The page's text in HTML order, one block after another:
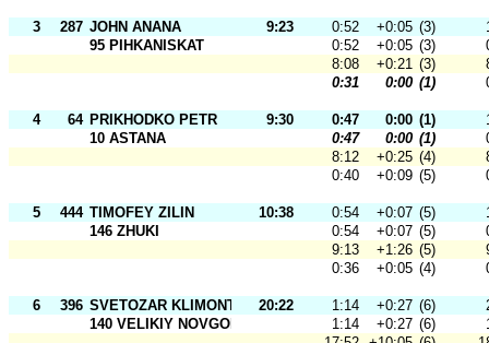
3 287 JOHN ANANA 9:23 0:52 +0:05 (3)
95 PIHKANISKAT
0:52 +0:05 (3)
8:08
+0:21 (3)
0:31
0:00 (1)
4 64 PRIKHODKO PETR 9:30 0:47 0:00 (1)
10 ASTANA
0:47 0:00 (1)
8:12
+0:25 (4)
0:40
+0:09 (5)
5 444 TIMOFEY ZILIN 10:38 0:54 +0:07 (5)
146 ZHUKI
0:54 +0:07 (5)
9:13
+1:26 (5)
0:36
+0:05 (4)
6 396 SVETOZAR KLIMONTOV 20:22 1:14 +0:27 (6)
140 VELIKIY NOVGOROD
1:14 +0:27 (6)